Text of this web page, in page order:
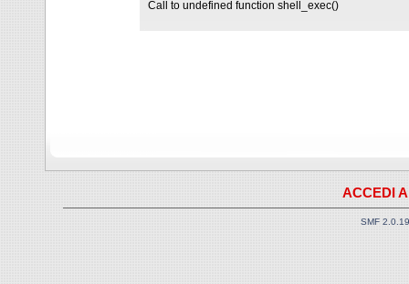
Call to undefined function shell_exec()
ACCEDI
SMF 2.0.19